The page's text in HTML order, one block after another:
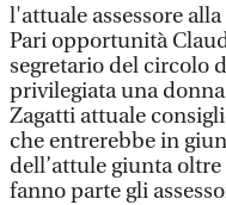
l'attuale assessore
Pari opportunità
segretario del circolo
privilegiata una
Zagatti attuale
che entrerebbe in
dell’attule giunta
fanno parte gli